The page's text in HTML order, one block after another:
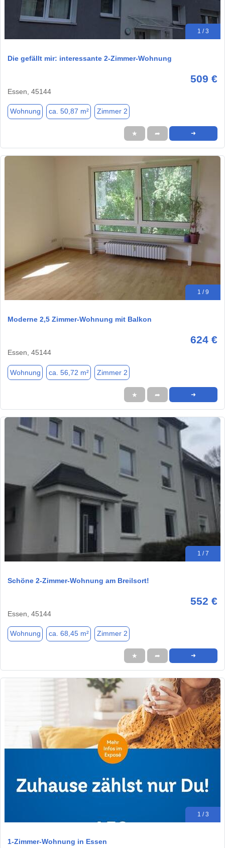
1 / 3
Die gefällt mir: interessante 2-Zimmer-Wohnung
509 €
Essen, 45144
Wohnung ca. 50,87 m² Zimmer 2
★ ➦ ➜
1 / 9
Moderne 2,5 Zimmer-Wohnung mit Balkon
624 €
Essen, 45144
Wohnung ca. 56,72 m² Zimmer 2
★ ➦ ➜
1 / 7
Schöne 2-Zimmer-Wohnung am Breilsort!
552 €
Essen, 45144
Wohnung ca. 68,45 m² Zimmer 2
★ ➦ ➜
1 / 3
1-Zimmer-Wohnung in Essen